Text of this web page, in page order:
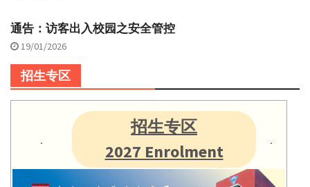
通告：访客出入校园之安全管控
19/01/2026
招生专区
招生专区
2027 Enrolment